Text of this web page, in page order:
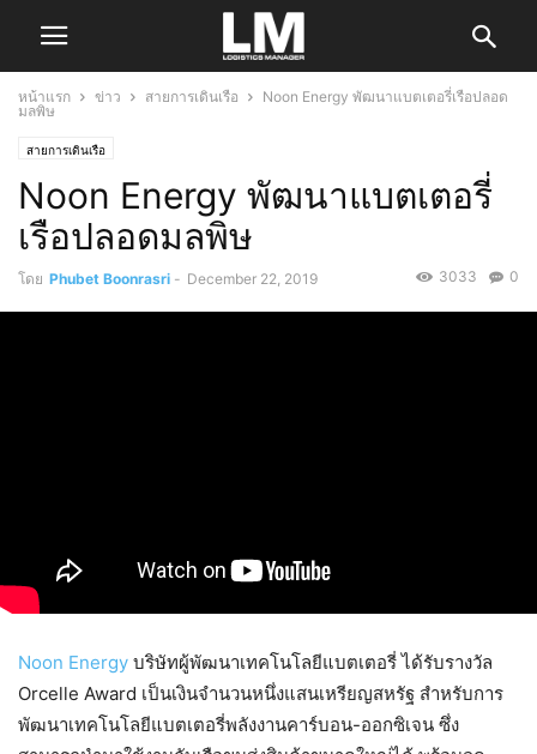
หน้าแรก ข่าว สายการเดินเรือ
Noon Energy พัฒนาแบตเตอรี่เรือปลอด
มลพิษ
สายการเดินเรือ
Noon Energy พัฒนาแบตเตอรี่
เรือปลอดมลพิษ
โดย Phubet Boonrasri - December 22, 2019 0
3033
Noon Energy บริษัทผู้พัฒนาเทคโนโลยีแบตเตอรี่ ได้รับรางวัล
Orcelle Award เป็นเงินจำนวนหนึ่งแสนเหรียญสหรัฐ สำหรับการ
พัฒนาเทคโนโลยีแบตเตอรี่พลังงานคาร์บอน-ออกซิเจน ซึ่ง